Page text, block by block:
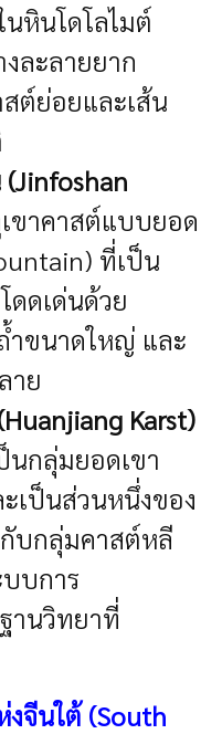
หินโดโลไมต์
ละลายยาก
ต์ย่อยและเส้น
ขาคาสต์แบบยอด
ที่เป็น
ดดเด่นด้วย
ำขนาดใหญ่ และ
าย
Karst)
กลุ่มยอดเขา
เป็นส่วนหนึ่งของ
บกลุ่มคาสต์หลี
บการ
านวิทยาที่
จีนใต้(South